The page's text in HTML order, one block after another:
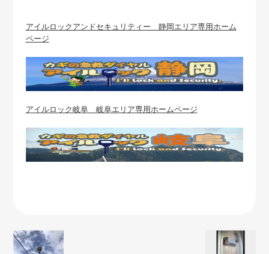
アイルロックアンドセキュリティー 静岡エリア専用ホーム
ページ
アイルロック岐阜 岐阜エリア専用ホームページ